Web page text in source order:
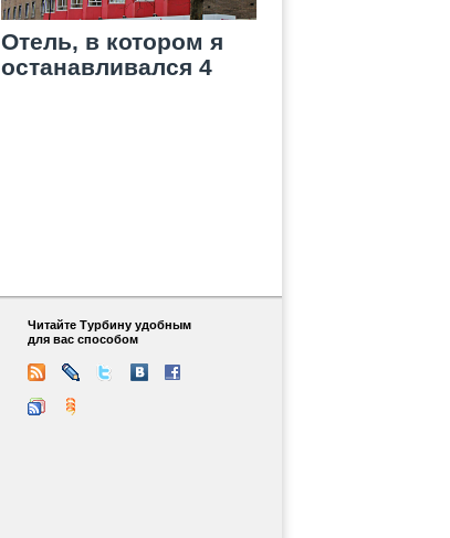
Отель, в котором я
останавливался 4
Читайте Турбину удобным
для вас способом